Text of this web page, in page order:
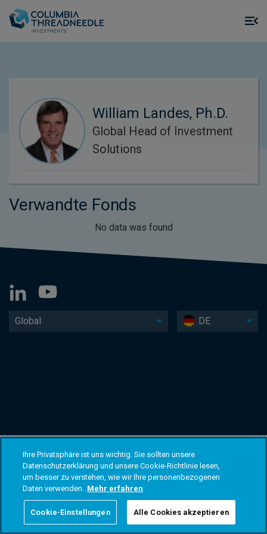
William Landes, Ph.D.
Global Head of Investment
Solutions
Verwandte Fonds
No data was found
Global DE
Ihre Privatsphäre ist uns wichtig. Sie sollten unsere
Datenschutzerklärung und unsere Cookie-Richtlinie lesen,
um besser zu verstehen, wie wir Ihre personenbezogenen
Daten verwenden. Mehr erfahren
Cookie-Einstellungen Alle Cookies akzeptieren